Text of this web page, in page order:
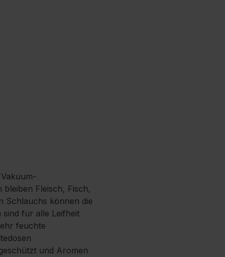
Fleisch, Fisch,
Schlauchs können die
für alle Leifheit
feuchte
und Aromen